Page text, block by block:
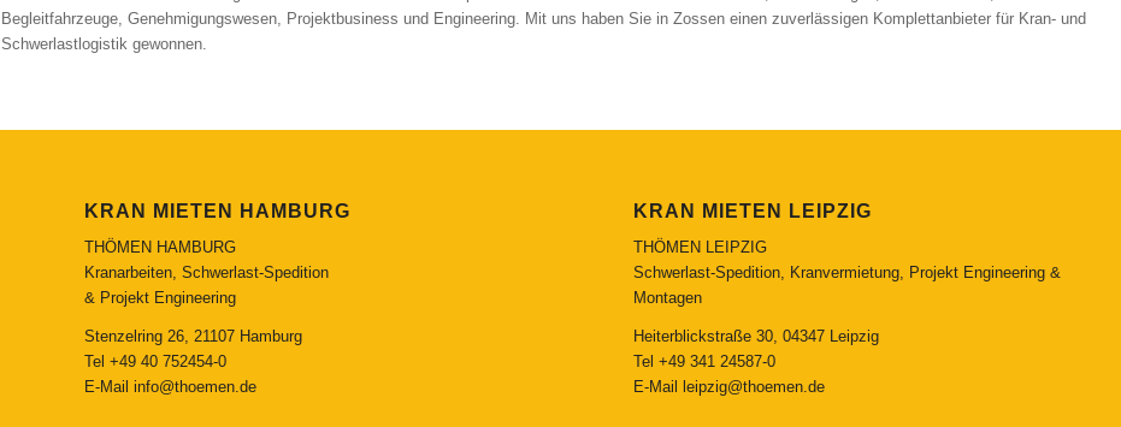
Begleitfahrzeuge, Genehmigungswesen, Projektbusiness und Engineering. Mit uns haben Sie in Zossen einen zuverlässigen Komplettanbieter für Kran- und
Schwerlastlogistik gewonnen.
KRAN MIETEN HAMBURG
THÖMEN HAMBURG
Kranarbeiten, Schwerlast-Spedition
& Projekt Engineering
Stenzelring 26, 21107 Hamburg
Tel +49 40 752454-0
E-Mail info@thoemen.de
KRAN MIETEN LEIPZIG
THÖMEN LEIPZIG
Schwerlast-Spedition, Kranvermietung, Projekt Engineering &
Montagen
Heiterblickstraße 30, 04347 Leipzig
Tel +49 341 24587-0
E-Mail
leipzig@thoemen.de